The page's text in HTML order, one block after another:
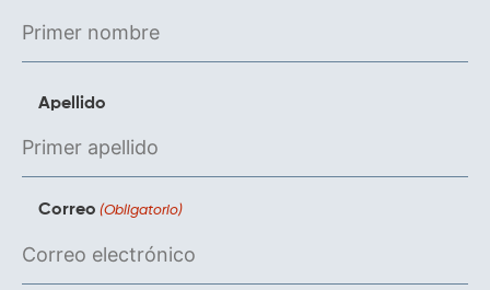
Apellido
Correo (Obligatorio)